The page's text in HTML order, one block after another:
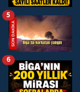
5
6